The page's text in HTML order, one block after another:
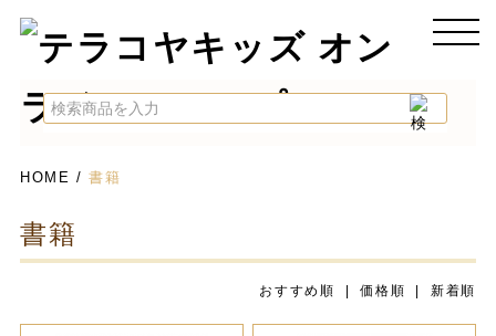
HOME /書籍
書籍
おすすめ順 |価格順 |新着順